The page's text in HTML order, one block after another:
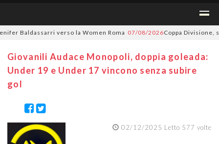
verso la Women Roma 07/08/2026Coppa Divisione, si
Giovanili Audace Monopoli, doppia goleada:
Under 19 e Under 17 vincono senza subire
gol
02/12/2025 Letto 577 volte